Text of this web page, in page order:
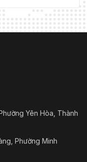
Yên Hòa, Thành
Phường Minh